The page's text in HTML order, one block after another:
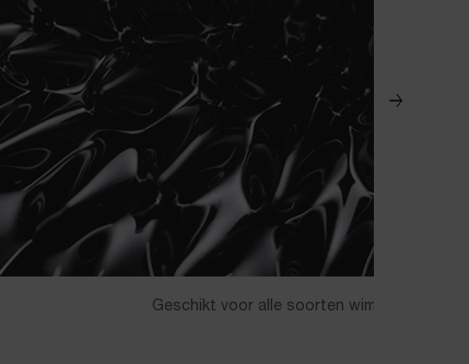
Geschikt voor alle soorten wimpers, maakt